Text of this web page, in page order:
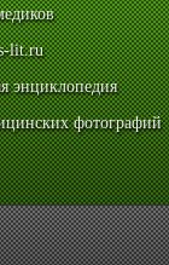
lit.ru
энциклопедия
фотографий